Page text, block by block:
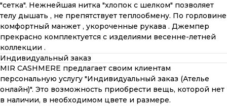
"сетка". Нежнейшая нитка "хлопок с шелком" позволяет
телу дышать , не препятствует теплообмену. По горловине
комфортный манжет , укороченные рукава . Джемпер
прекрасно комплектуется с изделиями весенне-летней
коллекции .
Индивидуальный заказ
MIR CASHMERE предлагает своим клиентам
персональную услугу "Индивидуальный заказ (Ателье
онлайн)". Это возможность приобрести вещь, которой нет
в наличии, в необходимом цвете и размере.